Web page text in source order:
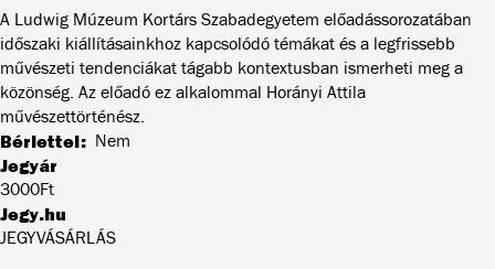
A Ludwig Múzeum Kortárs Szabadegyetem előadássorozatában
időszaki kiállításainkhoz kapcsolódó témákat és a legfrissebb
művészeti tendenciákat tágabb kontextusban ismerheti meg a
közönség. Az előadó ez alkalommal Horányi Attila
művészettörténész.
Bérlettel Nem
Jegyár
3000Ft
Jegy.hu
JEGYVÁSÁRLÁS